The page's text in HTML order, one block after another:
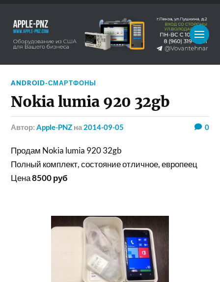
ANDROID-СМАРТФОНЫ
Nokia lumia 920 32gb
Автор:Apple-PNZ на 2014-09-05 0
Продам Nokia lumia 920 32gb
Полный комплект, состояние отличное, европеец
Цена8500 руб